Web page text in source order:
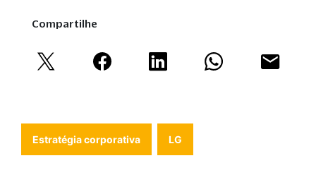
Compartilhe
Estratégia corporativa LG